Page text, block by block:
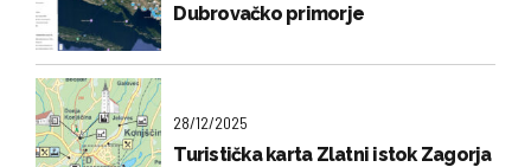
Dubrovačko primorje
28/12/2025
Turistička karta Zlatni istok Zagorja